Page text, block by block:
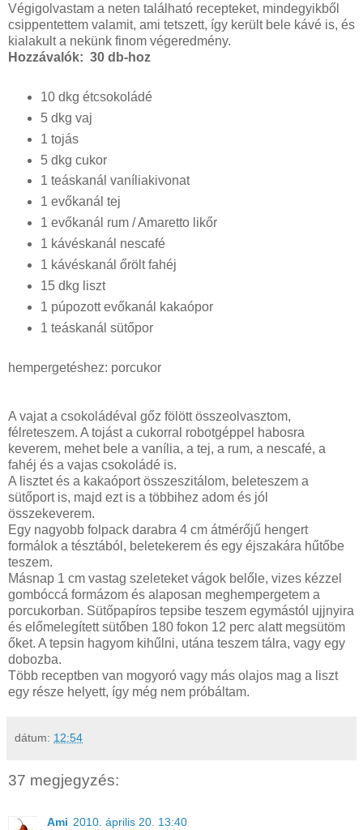
Végigolvastam a neten található recepteket, mindegyikből
csippentettem valamit, ami tetszett, így került bele kávé is, és
kialakult a nekünk finom végeredmény.
Hozzávalók: 30 db-hoz
10 dkg étcsokoládé
5 dkg vaj
1 tojás
5 dkg cukor
1 teáskanál vaníliakivonat
1 evőkanál tej
1 evőkanál rum / Amaretto likőr
1 kávéskanál nescafé
1 kávéskanál őrölt fahéj
15 dkg liszt
1 púpozott evőkanál kakaópor
1 teáskanál sütőpor
hempergetéshez: porcukor
A vajat a csokoládéval gőz fölött összeolvasztom,
félreteszem. A tojást a cukorral robotgéppel habosra
keverem, mehet bele a vanília, a tej, a rum, a nescafé, a
fahéj és a vajas csokoládé is.
A lisztet és a kakaóport összeszitálom, beleteszem a
sütőport is, majd ezt is a többihez adom és jól
összekeverem.
Egy nagyobb folpack darabra 4 cm átmérőjű hengert
formálok a tésztából, beletekerem és egy éjszakára hűtőbe
teszem.
Másnap 1 cm vastag szeleteket vágok belőle, vizes kézzel
gombóccá formázom és alaposan meghempergetem a
porcukorban. Sütőpapíros tepsibe teszem egymástól ujjnyira
és előmelegített sütőben 180 fokon 12 perc alatt megsütöm
őket. A tepsin hagyom kihűlni, utána teszem tálra, vagy egy
dobozba.
Több receptben van mogyoró vagy más olajos mag a liszt
egy része helyett, így még nem próbáltam.
dátum: 12:54
37 megjegyzés:
Ami 2010. április 20. 13:40